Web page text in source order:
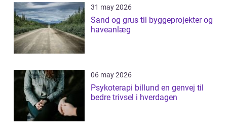
31 may 2026
Sand og grus til byggeprojekter og
haveanlæg
06 may 2026
Psykoterapi billund en genvej til
bedre trivsel i hverdagen